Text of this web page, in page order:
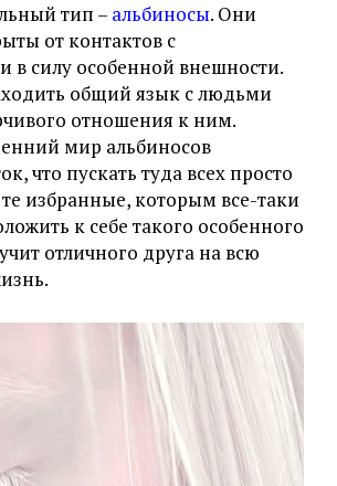
тип – альбиносы. Они
от контактов с
силу особенной внешности.
общий язык с людьми
отношения к ним.
мир альбиносов
что пускать туда всех просто
избранные, которым все-таки
к себе такого особенного
отличного друга на всю